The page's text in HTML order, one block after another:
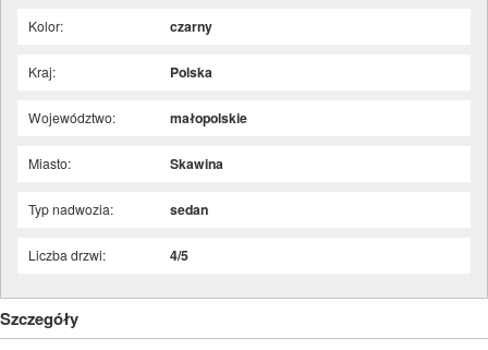
Kolor: czarny
Kraj: Polska
Województwo: małopolskie
Miasto: Skawina
Typ nadwozia: sedan
Liczba drzwi: 4/5
Szczegóły